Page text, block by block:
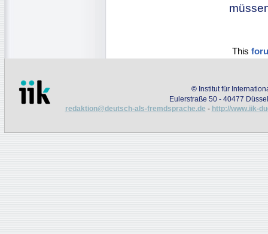
This
© Institut für
Eulerstraße 50 - 40477
redaktion@deutsch-als-fremdsprache.de - http://www.iik-